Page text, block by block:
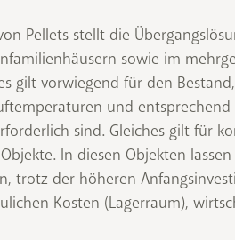
Pellets stellt die
sowie im
gilt vorwiegend für den
und entsprechend
sind. Gleiches gilt für
In diesen Objekten lassen
trotz der höheren
Kosten (Lagerraum),